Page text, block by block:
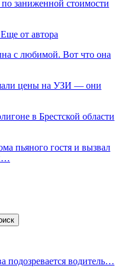
заниженной стоимости
Еще от автора
с любимой. Вот что она
цены на УЗИ — они
в Брестской области
пьяного гостя и вызвал
подозревается водитель…